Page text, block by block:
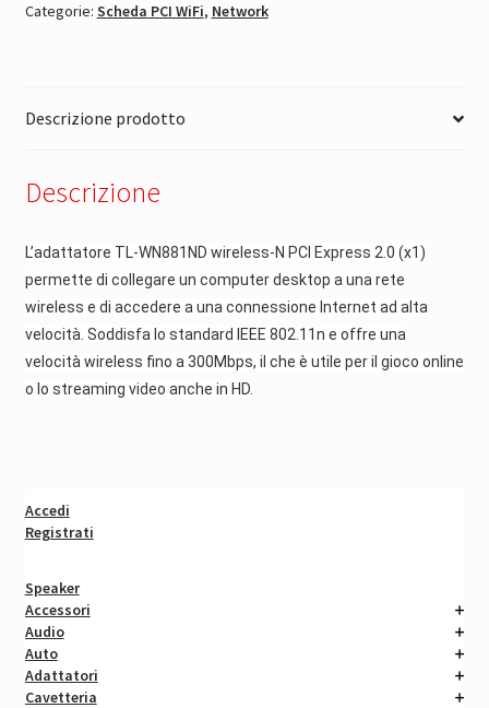
Categorie: Scheda PCI WiFi, Network
Descrizione prodotto
Descrizione
L’adattatore TL-WN881ND wireless-N PCI Express 2.0 (x1)
permette di collegare un computer desktop a una rete
wireless e di accedere a una connessione Internet ad alta
velocità. Soddisfa lo standard IEEE 802.11n e offre una
velocità wireless fino a 300Mbps, il che è utile per il gioco online
o lo streaming video anche in HD.
Accedi
Registrati
Speaker
Accessori
Audio
Auto
Adattatori
Cavetteria